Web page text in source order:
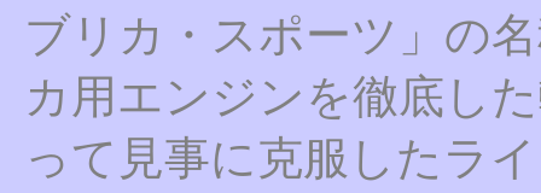
ブリカ・スポーツ」の
カ用エンジンを徹底し
って見事に克服したラ